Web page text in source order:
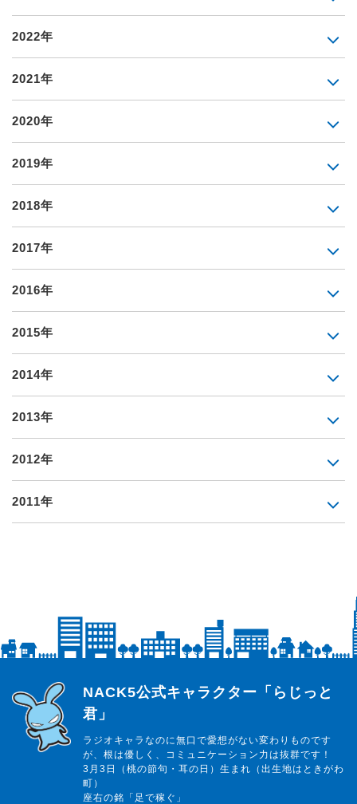
2022年
2021年
2020年
2019年
2018年
2017年
2016年
2015年
2014年
2013年
2012年
2011年
らじっと君
NACK5公式キャラクター「らじっと
君」
ラジオキャラなのに無口で愛想がない変わりものです
が、根は優しく、コミュニケーション力は抜群です！
3月3日（桃の節句・耳の日）生まれ（出生地はときがわ
町）
座右の銘「足で稼ぐ」